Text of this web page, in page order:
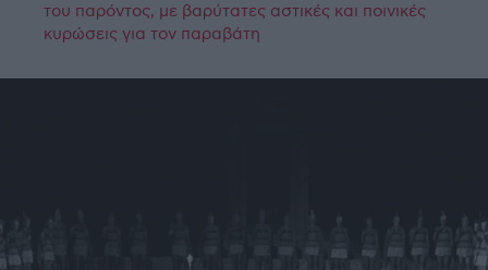
του παρόντος, με βαρύτατες αστικές και ποινικές
κυρώσεις για τον παραβάτη